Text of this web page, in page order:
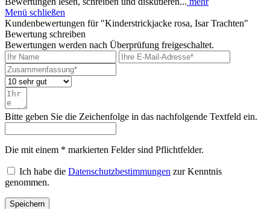
Menü schließen
Kundenbewertungen für "Kinderstrickjacke rosa, Isar Trachten"
Bewertung schreiben
Bewertungen werden nach Überprüfung freigeschaltet.
Bitte geben Sie die Zeichenfolge in das nachfolgende Textfeld ein.
Die mit einem * markierten Felder sind Pflichtfelder.
Ich habe die Datenschutzbestimmungen zur Kenntnis
genommen.
Speichern